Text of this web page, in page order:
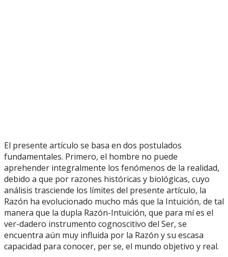
El presente artículo se basa en dos postulados
fundamentales. Primero, el hombre no puede
aprehender integralmente los fenómenos de la realidad,
debido a que por razones históricas y biológicas, cuyo
análisis trasciende los límites del presente artículo, la
Razón ha evolucionado mucho más que la Intuición, de tal
manera que la dupla Razón-Intuición, que para mí es el
ver-dadero instrumento cognoscitivo del Ser, se
encuentra aún muy influida por la Razón y su escasa
capacidad para conocer, per se, el mundo objetivo y real.